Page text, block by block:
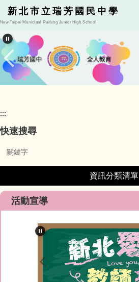
跳
到
要
內
容
區
新北市立瑞芳國民中學
New Taipei Municipal Ruifang Junior High School
:::
快速搜尋
資訊分類清單
資訊分類清單
最新消息
教師Blog
活動宣導